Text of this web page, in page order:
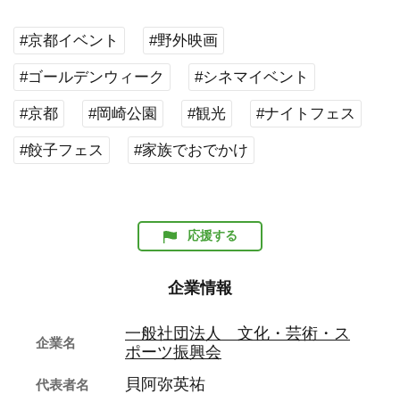
#京都イベント #野外映画
#ゴールデンウィーク #シネマイベント
#京都 #岡崎公園 #観光 #ナイトフェス
#餃子フェス #家族でおでかけ
応援する
企業情報
企業名
一般社団法人 文化・芸術・ス
ポーツ振興会
代表者名 貝阿弥英祐